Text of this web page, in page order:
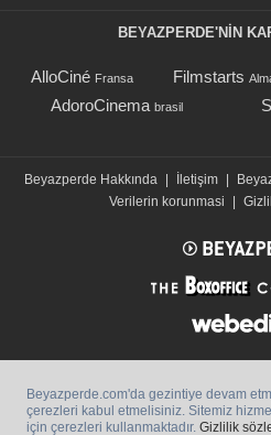
BEYAZPERDE'NIN
AlloCiné Fransa Filmstarts
AdoroCinema brasil
Beyazperde Hakkında | İletişim |
Verilerin korunmasi
|
Beyazperde.com'da gezintiye devam
çerezleri kabul etmelisiniz. Sitemiz
için çerezleri kullanmaktadır. Gizlilik